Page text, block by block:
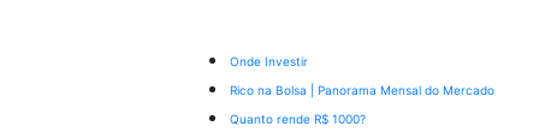
Onde Investir
Rico na Bolsa | Panorama Mensal do Mercado
Quanto rende R$ 1000?